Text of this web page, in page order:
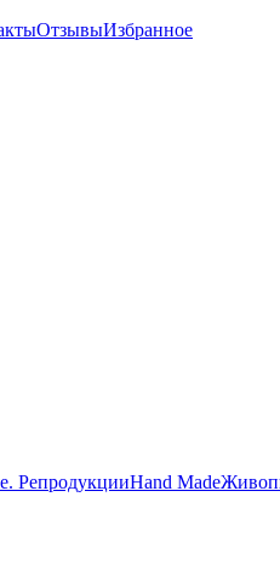
ОтзывыИзбранное
РепродукцииHand Made